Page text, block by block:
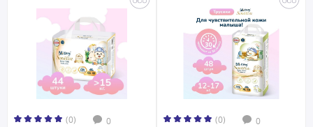
(0) 0 (0) 0